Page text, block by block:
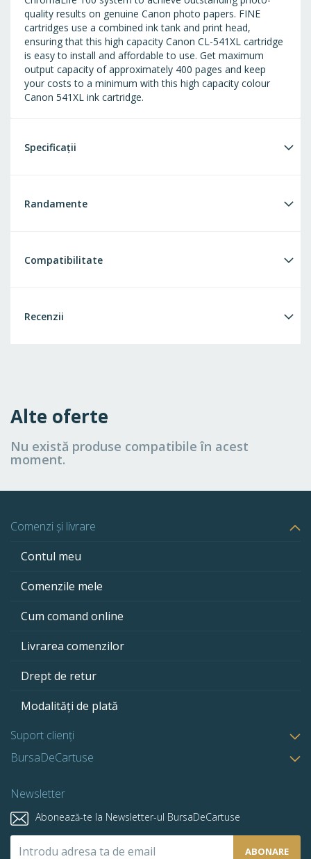
quality results on genuine Canon photo papers. FINE
cartridges use a combined ink tank and print head,
ensuring that this high capacity Canon CL-541XL cartridge
is easy to install and affordable to use. Get maximum
output capacity of approximately 400 pages and keep
your costs to a minimum with this high capacity colour
Canon 541XL ink cartridge.
Specificații
Randamente
Compatibilitate
Recenzii
Alte oferte
Nu există produse compatibile în acest
moment.
Comenzi și livrare
Contul meu
Comenzile mele
Cum comand online
Livrarea comenzilor
Drept de retur
Modalități de plată
Suport clienți
BursaDeCartuse
Newsletter
Abonează-te la Newsletter-ul BursaDeCartuse
ABONARE